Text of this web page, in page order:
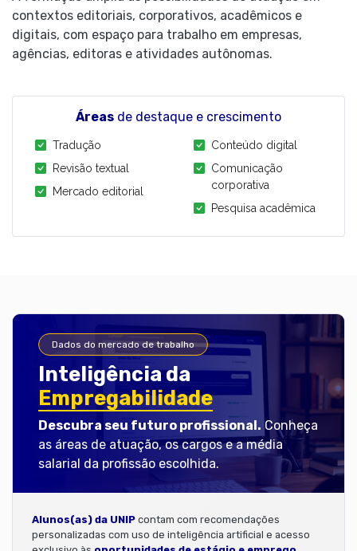
contextos editoriais, corporativos, acadêmicos e
digitais, com espaço para trabalho em empresas,
agências, editoras e atividades autônomas.
Áreas de destaque e crescimento
Tradução
Revisão textual
Mercado editorial
Conteúdo digital
Comunicação
corporativa
Pesquisa acadêmica
Dados do mercado de trabalho
Inteligência da
Empregabilidade
Descubra seu futuro profissional. Conheça
as áreas de atuação, os cargos e a média
salarial da profissão escolhida.
Alunos(as) da UNIP contam com recomendações
personalizadas com uso de inteligência artificial e acesso